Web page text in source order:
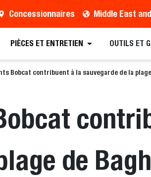
Concessionnaires
PIÈCES ET ENTRETIEN OUTILS ET
Bobcat contribuent à la sauvegarde de la
de